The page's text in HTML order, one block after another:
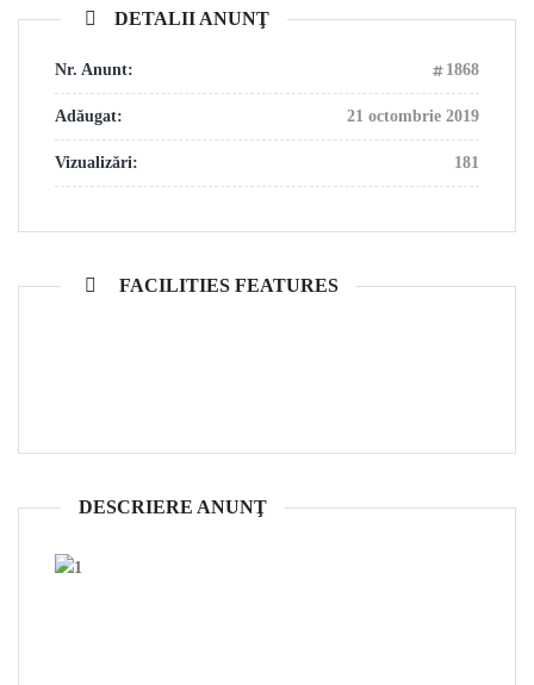
DETALII ANUNŢ
Nr. Anunt: 1868
Adăugat: 21 octombrie 2019
Vizualizări: 181
FACILITIES FEATURES
DESCRIERE ANUNŢ